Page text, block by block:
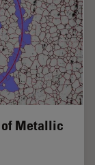
of Metallic